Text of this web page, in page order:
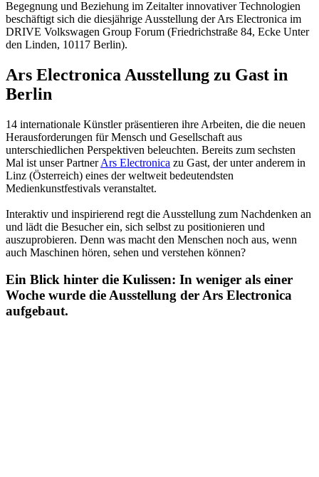
Begegnung und Beziehung im Zeitalter innovativer Technologien
beschäftigt sich die diesjährige Ausstellung der Ars Electronica im
DRIVE Volkswagen Group Forum (Friedrichstraße 84, Ecke Unter
den Linden, 10117 Berlin).
Ars Electronica Ausstellung zu Gast in
Berlin
14 internationale Künstler präsentieren ihre Arbeiten, die die neuen
Herausforderungen für Mensch und Gesellschaft aus
unterschiedlichen Perspektiven beleuchten. Bereits zum sechsten
Mal ist unser PartnerArs Electronica zu Gast, der unter anderem in
Linz (Österreich) eines der weltweit bedeutendsten
Medienkunstfestivals veranstaltet.
Interaktiv und inspirierend regt die Ausstellung zum Nachdenken an
und lädt die Besucher ein, sich selbst zu positionieren und
auszuprobieren. Denn was macht den Menschen noch aus, wenn
auch Maschinen hören, sehen und verstehen können?
Ein Blick hinter die Kulissen: In weniger als einer
Woche wurde die Ausstellung der Ars Electronica
aufgebaut.